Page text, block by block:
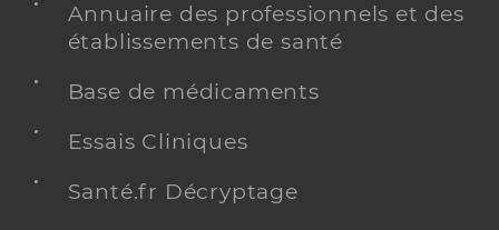
Annuaire des professionnels et des
établissements de santé
Base de médicaments
Essais Cliniques
Santé.fr Décryptage